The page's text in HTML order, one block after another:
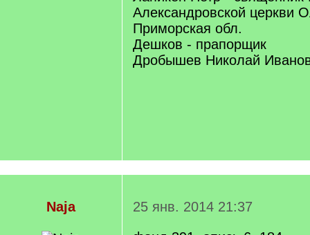
Александровской церкви
Приморская обл.
Дешков - прапорщик
Дробышев Николай
Naja
25 янв. 2014 21:37